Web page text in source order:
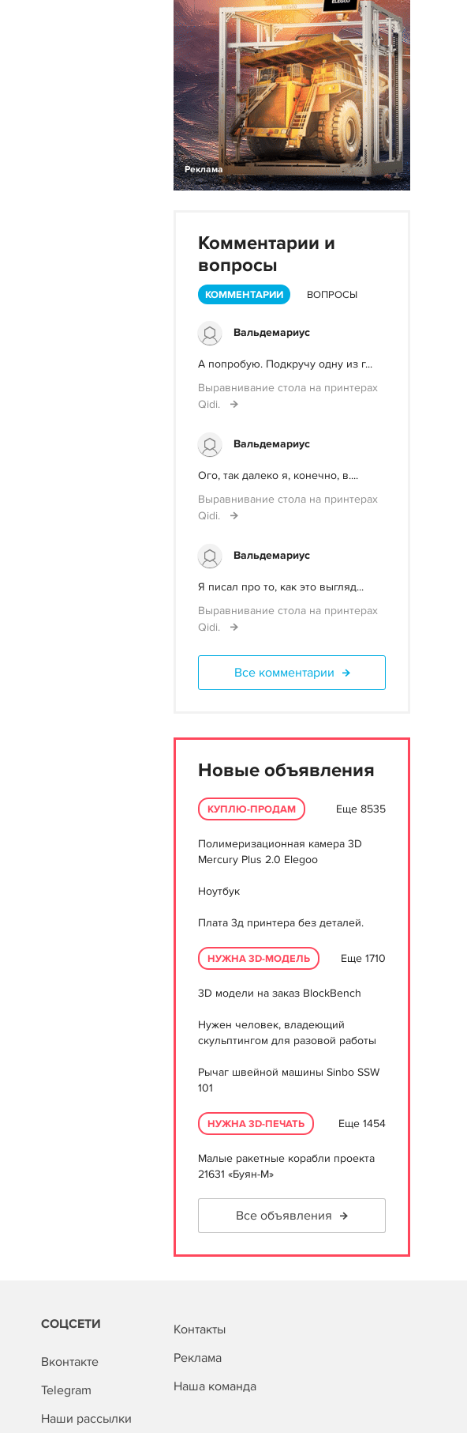
Реклама
Комментарии и
вопросы
КОММЕНТАРИИ ВОПРОСЫ
Вальдемариус
А попробую. Подкручу одну из г...
Выравнивание стола на принтерах
Qidi.
Вальдемариус
Ого, так далеко я, конечно, в....
Выравнивание стола на принтерах
Qidi.
Вальдемариус
Я писал про то, как это выгляд...
Выравнивание стола на принтерах
Qidi.
Все комментарии
Новые объявления
КУПЛЮ-ПРОДАМ Еще 8535
Полимеризационная камера 3D
Mercury Plus 2.0 Elegoo
Ноутбук
Плата 3д принтера без деталей.
НУЖНА 3D-МОДЕЛЬ Еще 1710
3D модели на заказ BlockBench
Нужен человек, владеющий
скульптингом для разовой работы
Рычаг швейной машины Sinbo SSW
101
НУЖНА 3D-ПЕЧАТЬ Еще 1454
Малые ракетные корабли проекта
21631 «Буян-М»
Все объявления
СОЦСЕТИ
Вконтакте
Telegram
Наши рассылки
Контакты
Реклама
Наша команда